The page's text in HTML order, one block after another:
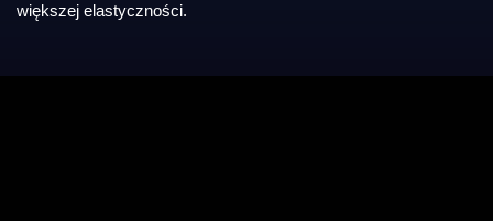
większej elastyczności.